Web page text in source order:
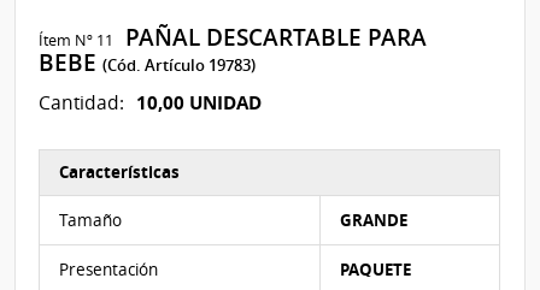
Ítem Nº 11
PAÑAL DESCARTABLE PARA
BEBE(Cód. Artículo 19783)
Cantidad: 10,00 UNIDAD
Características
Tamaño GRANDE
Presentación PAQUETE